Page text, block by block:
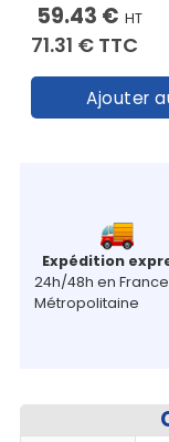
59.43 € HT
71.31 € TTC
Ajouter
Expédition
24h/48h en France
Métropolitaine